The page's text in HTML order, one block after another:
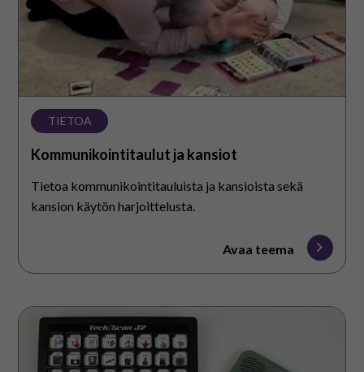
TIETOA
Kommunikointitaulut ja kansiot
Tietoa kommunikointitauluista ja kansioista sekä
kansion käytön harjoittelusta.
Avaa teema
Kommunikointilaitteet